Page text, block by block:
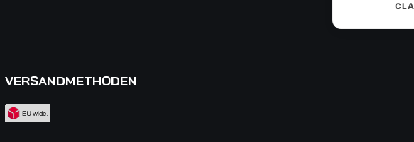
VERSANDMETHODEN